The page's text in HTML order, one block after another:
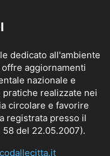
dedicato all'ambiente
aggiornamenti
nazionale e
realizzate nei
circolare e favorire
registrata presso il
del 22.05.2007).